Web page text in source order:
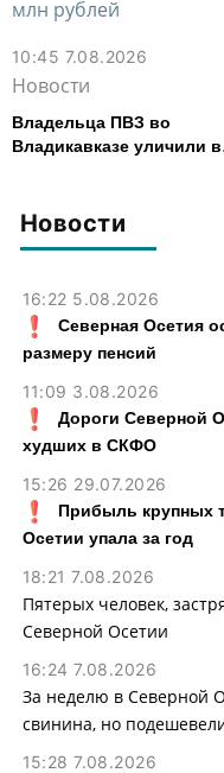
Новости
16:22 5.08.2026
Северная Осетия
размеру пенсий
11:09 3.08.2026
Дороги Северной
худших в СКФО
15:26 29.07.2026
Прибыль крупных
Осетии упала за год
18:21 7.08.2026
Пятерых человек,
Северной Осетии
16:24 7.08.2026
За неделю в Северной
свинина, но
15:28 7.08.2026
10:45 7.08.2026
Новости
Владельца ПВЗ во
Владикавказе уличили в